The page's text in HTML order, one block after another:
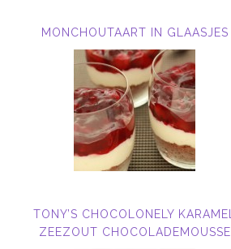
MONCHOUTAART IN GLAASJES
TONY’S CHOCOLONELY KARAMEL
ZEEZOUT CHOCOLADEMOUSSE